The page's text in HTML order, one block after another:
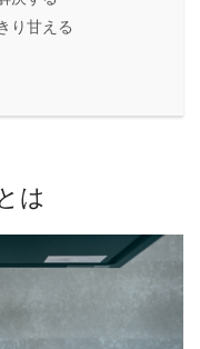
り甘える
は